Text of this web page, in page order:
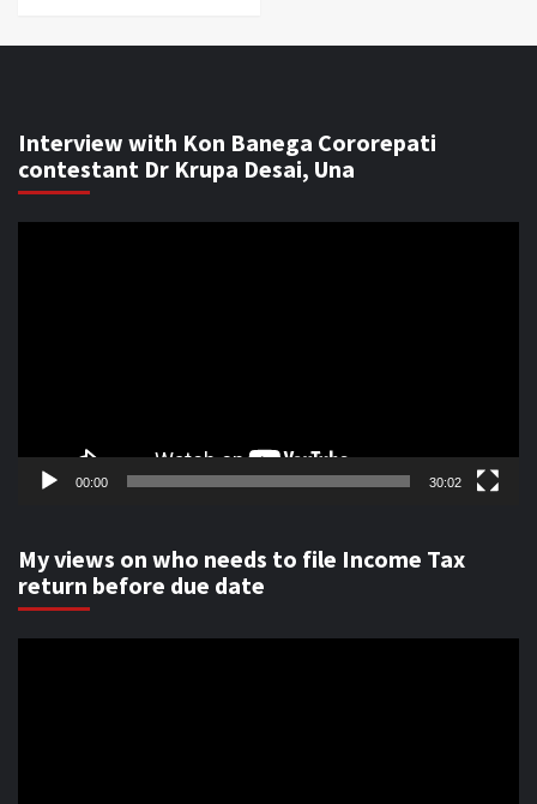
Interview with Kon Banega Cororepati
contestant Dr Krupa Desai, Una
00:00 30:02
My views on who needs to file Income Tax
return before due date